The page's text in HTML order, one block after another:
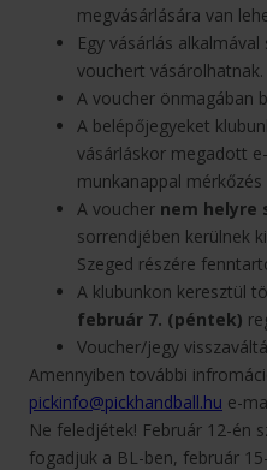
megvásárlására van
Egy vásárlás
vouchert vásárolhatnak.
A voucher önmagában
A belépőjegyeket
vásárláskor megadott
munkanappal mérkőzés
A voucher nem helyre
sorrendjében kerülnek
Szeged részére
A klubunkon keresztül
február 7. (péntek)
Voucher/jegy
Amennyiben további
pickinfo@pickhandball.hu e-
Ne feledjétek! Február 12-én
fogadjuk a BL-ben, február